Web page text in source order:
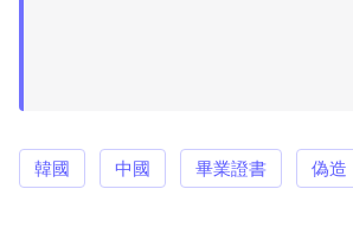
韓國 中國 畢業證書 偽造